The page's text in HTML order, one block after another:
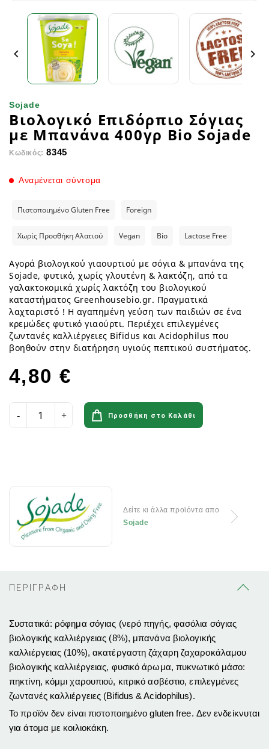
 
Sojade
Βιολογικό Επιδόρπιο Σόγιας
με Μπανάνα 400γρ Bio Sojade
Κωδικός: 8345
Αναμένεται σύντομα
Πιστοποιημένο Gluten Free Foreign
Χωρίς Προσθήκη Αλατιού Vegan Bio Lactose Free
Αγορά βιολογικού γιαουρτιού με σόγια & μπανάνα της
Sojade, φυτικό, χωρίς γλουτένη & λακτόζη, από τα
γαλακτοκομικά χωρίς λακτόζη του βιολογικού
καταστήματος Greenhousebio.gr. Πραγματικά
λαχταριστό ! Η αγαπημένη γεύση των παιδιών σε ένα
κρεμώδες φυτικό γιαούρτι. Περιέχει επιλεγμένες
ζωντανές καλλιέργειες Bifidus και Acidophilus που
βοηθούν στην διατήρηση υγιούς πεπτικού συστήματος.
4,80 €
Προσθήκη στο Καλάθι
Δείτε κι άλλα προϊόντα απο
Sojade
ΠΕΡΙΓΡΑΦΗ
Συστατικά: ρόφημα σόγιας (νερό πηγής, φασόλια σόγιας
βιολογικής καλλιέργειας (8%), μπανάνα βιολογικής
καλλιέργειας (10%), ακατέργαστη ζάχαρη ζαχαροκάλαμου
βιολογικής καλλιέργειας, φυσικό άρωμα, πυκνωτικό μάσο:
πηκτίνη, κόμμι χαρουπιού, κιτρικό ασβέστιο, επιλεγμένες
ζωντανές καλλιέργειες (Bifidus & Acidophilus).
Το προϊόν δεν είναι πιστοποιημένο gluten free. Δεν ενδείκνυται
για άτομα με κοιλιοκάκη.